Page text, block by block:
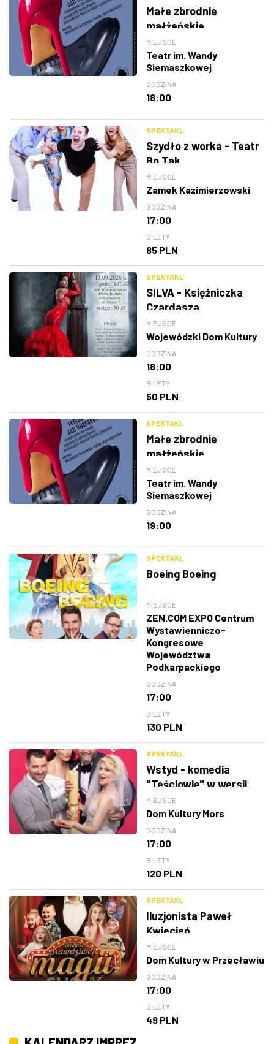
Małe zbrodnie
małżeńskie
MIEJSCE
Teatr im. Wandy
Siemaszkowej
GODZINA
18:00
SPEKTAKL
Szydło z worka - Teatr
Bo Tak
MIEJSCE
Zamek Kazimierzowski
GODZINA
17:00
BILETY
85 PLN
SPEKTAKL
SILVA - Księżniczka
Czardasza
MIEJSCE
Wojewódzki Dom Kultury
GODZINA
18:00
BILETY
50 PLN
SPEKTAKL
Małe zbrodnie
małżeńskie
MIEJSCE
Teatr im. Wandy
Siemaszkowej
GODZINA
19:00
SPEKTAKL
Boeing Boeing
MIEJSCE
ZEN.COM EXPO Centrum
Wystawienniczo-
Kongresowe
Województwa
Podkarpackiego
GODZINA
17:00
BILETY
130 PLN
SPEKTAKL
Wstyd - komedia
"Teściowie" w wersji
teatralnej
MIEJSCE
Dom Kultury Mors
GODZINA
17:00
BILETY
120 PLN
SPEKTAKL
Iluzjonista Paweł
Kwiecień
MIEJSCE
Dom Kultury w Przecławiu
GODZINA
17:00
BILETY
49 PLN